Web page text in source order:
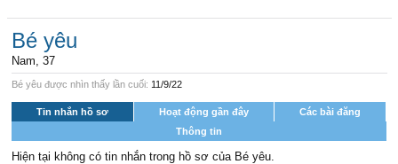
Bé yêu
Nam, 37
Bé yêu được nhìn thấy lần cuối: 11/9/22
Tin nhắn hồ sơ Hoạt động gần đây
Các bài đăng
Thông tin
Hiện tại không có tin nhắn trong hồ sơ của Bé yêu.